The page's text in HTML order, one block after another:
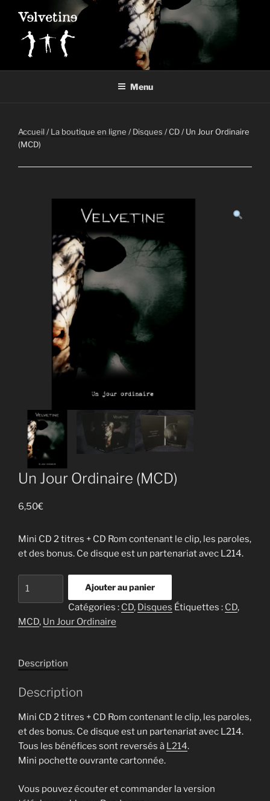
contenu
principal
VELVETINE
Le site officiel du groupe Velvetine.
Menu
Accueil /La boutique en ligne /Disques /CD/ Un Jour Ordinaire
(MCD)
Un Jour Ordinaire (MCD)
6,50€
Mini CD 2 titres + CD Rom contenant le clip, les paroles,
et des bonus. Ce disque est un partenariat avec L214.
Jour
Ajouter au panier
Catégories : CD, Disques Étiquettes : CD,
MCD, Un Jour Ordinaire
Description
Description
Mini CD 2 titres + CD Rom contenant le clip, les paroles,
et des bonus. Ce disque est un partenariat avec L214.
Tous les bénéfices sont reversés à L214.
Mini pochette ouvrante cartonnée.
Vous pouvez écouter et commander la version